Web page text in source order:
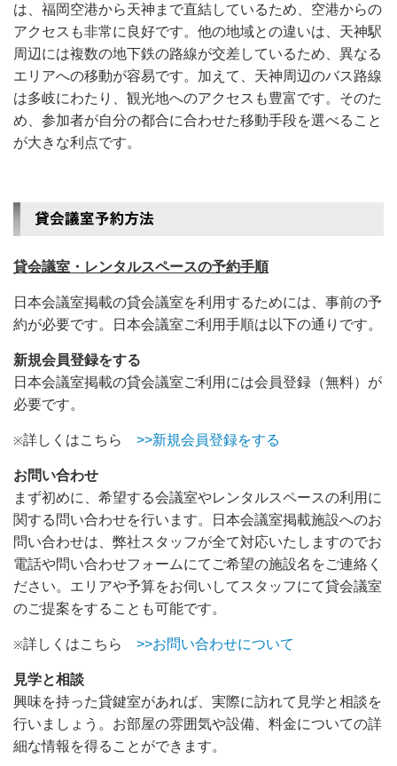
は、福岡空港から天神まで直結しているため、空港からの
アクセスも非常に良好です。他の地域との違いは、天神駅
周辺には複数の地下鉄の路線が交差しているため、異なる
エリアへの移動が容易です。加えて、天神周辺のバス路線
は多岐にわたり、観光地へのアクセスも豊富です。そのた
め、参加者が自分の都合に合わせた移動手段を選べること
が大きな利点です。
貸会議室・レンタルスペースの予約手順
日本会議室掲載の貸会議室を利用するためには、事前の予
約が必要です。日本会議室ご利用手順は以下の通りです。
新規会員登録をする
日本会議室掲載の貸会議室ご利用には会員登録（無料）が
必要です。
※詳しくはこちら >>新規会員登録をする
お問い合わせ
まず初めに、希望する会議室やレンタルスペースの利用に
関する問い合わせを行います。日本会議室掲載施設へのお
問い合わせは、弊社スタッフが全て対応いたしますのでお
電話や問い合わせフォームにてご希望の施設名をご連絡く
ださい。エリアや予算をお伺いしてスタッフにて貸会議室
のご提案をすることも可能です。
※詳しくはこちら >>お問い合わせについて
見学と相談
興味を持った貸鍵室があれば、実際に訪れて見学と相談を
行いましょう。お部屋の雰囲気や設備、料金についての詳
細な情報を得ることができます。